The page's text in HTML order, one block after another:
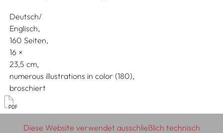
Deutsch/
Englisch
160 Seiten,
16
23,5
numerous illustrations in color (180)
broschiert
Künstler:innenbücher, Werk- & Ausstellungskataloge
Diese Website verwendet ausschließlich technisch